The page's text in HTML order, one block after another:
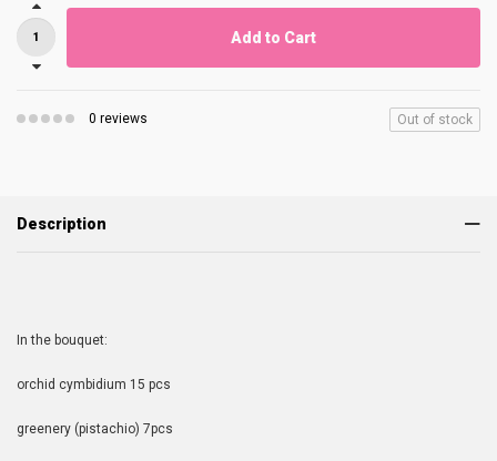
Add to Cart
0 reviews Out of stock
Description
In the bouquet:
orchid cymbidium 15 pcs
greenery (pistachio) 7pcs